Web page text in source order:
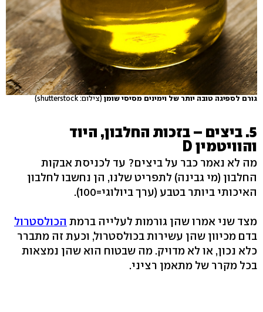
גורם לספיגה טובה יותר של וימינים מסיסי שומן (צילום: shutterstock)
5. ביצים – בזכות החלבון, היוד
והוויטמין D
מה לא נאמר כבר על ביצים? עד לכניסת אבקות
החלבון (מי גבינה) לתפריט שלנו, הן נחשבו לחלבון
האיכותי ביותר בטבע (ערך ביולוגי=100).
מצד שני אמרו שהן גורמות לעלייה ברמת הכולסטרול
בדם מכיוון שהן עשירות בכולסטרול, וכעת זה מתברר
כלא נכון, או לא מדויק. מה שבטוח הוא שהן נמצאות
בכל מקרר של מתאמן רציני.